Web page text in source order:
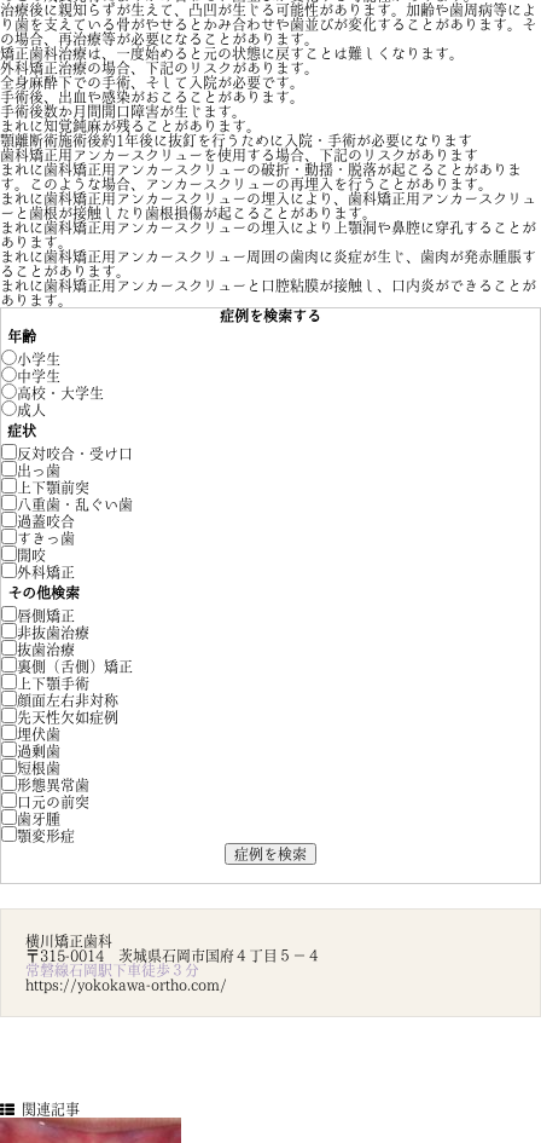
治療後に親知らずが生えて、凸凹が生じる可能性があります。加齢や歯周病等によ
り歯を支えている骨がやせるとかみ合わせや歯並びが変化することがあります。そ
の場合、再治療等が必要になることがあります。
矯正歯科治療は、一度始めると元の状態に戻すことは難しくなります。
外科矯正治療の場合、下記のリスクがあります。
全身麻酔下での手術、そして入院が必要です。
手術後、出血や感染がおこることがあります。
手術後数か月間開口障害が生じます。
まれに知覚鈍麻が残ることがあります。
顎離断術施術後約1年後に抜釘を行うために入院・手術が必要になります
歯科矯正用アンカースクリューを使用する場合、下記のリスクがあります
まれに歯科矯正用アンカースクリューの破折・動揺・脱落が起こることがありま
す。このような場合、アンカースクリューの再埋入を行うことがあります。
まれに歯科矯正用アンカースクリューの埋入により、歯科矯正用アンカースクリュ
ーと歯根が接触したり歯根損傷が起こることがあります。
まれに歯科矯正用アンカースクリューの埋入により上顎洞や鼻腔に穿孔することが
あります。
まれに歯科矯正用アンカースクリュー周囲の歯肉に炎症が生じ、歯肉が発赤腫脹す
ることがあります。
まれに歯科矯正用アンカースクリューと口腔粘膜が接触し、口内炎ができることが
あります。
症例を検索する
年齢
小学生
中学生
高校・大学生
成人
症状
反対咬合・受け口
出っ歯
上下顎前突
八重歯・乱ぐい歯
過蓋咬合
すきっ歯
開咬
外科矯正
その他検索
唇側矯正
非抜歯治療
抜歯治療
裏側（舌側）矯正
上下顎手術
顔面左右非対称
先天性欠如症例
埋伏歯
過剰歯
短根歯
形態異常歯
口元の前突
歯牙腫
顎変形症
横川矯正歯科
〒315-0014 茨城県石岡市国府４丁目５－４
常磐線石岡駅下車徒歩３分
https://yokokawa-ortho.com/
関連記事